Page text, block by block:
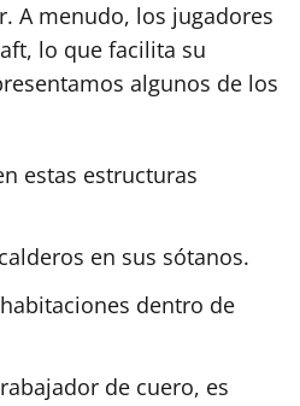
A menudo, los jugadores
lo que facilita su
algunos de los
estas estructuras
en sus sótanos.
dentro de
de cuero, es